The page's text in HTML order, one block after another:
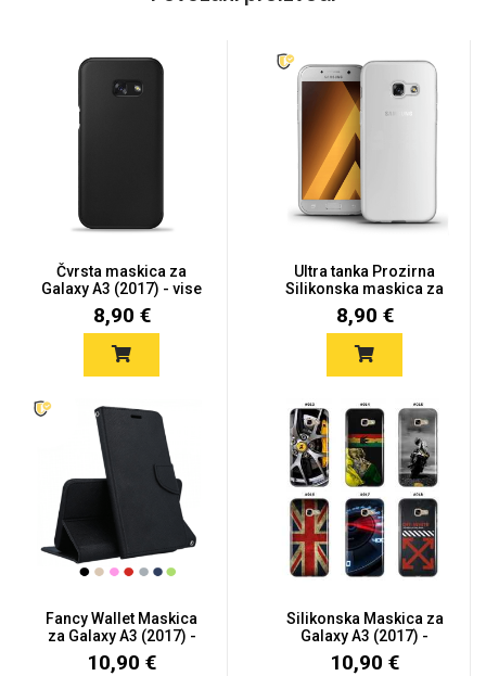
Čvrsta maskica za
Galaxy A3 (2017) - vise
boja
8,90 €
Ultra tanka Prozirna
Silikonska maskica za
Gal...
8,90 €
Fancy Wallet Maskica
za Galaxy A3 (2017) -
Viš...
10,90 €
Silikonska Maskica za
Galaxy A3 (2017) -
Šaren...
10,90 €